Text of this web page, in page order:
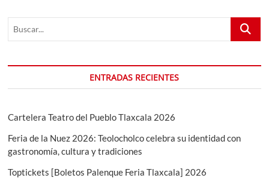
Buscar...
ENTRADAS RECIENTES
Cartelera Teatro del Pueblo Tlaxcala 2026
Feria de la Nuez 2026: Teolocholco celebra su identidad con
gastronomía, cultura y tradiciones
Toptickets [Boletos Palenque Feria Tlaxcala] 2026